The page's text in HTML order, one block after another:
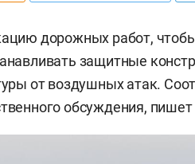
дорожных работ,
защитные
от воздушных атак.
обсуждения, пишет